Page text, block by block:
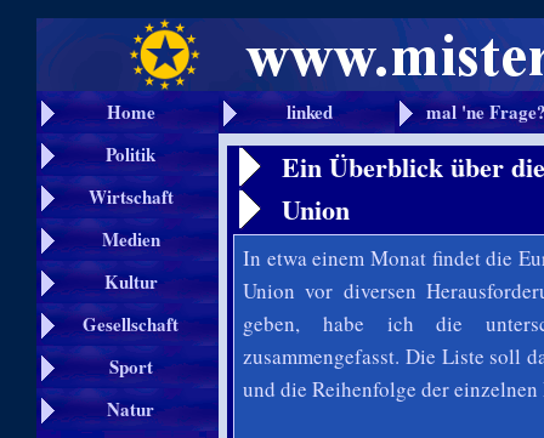
Home linked
mal 'ne
Politik
Wirtschaft
Medien
Kultur
Gesellschaft
Sport
Natur
Ein Überblick über
Union
In etwa einem Monat findet die
Union vor diversen
geben, habe ich die
zusammengefasst. Die Liste soll
und die Reihenfolge der